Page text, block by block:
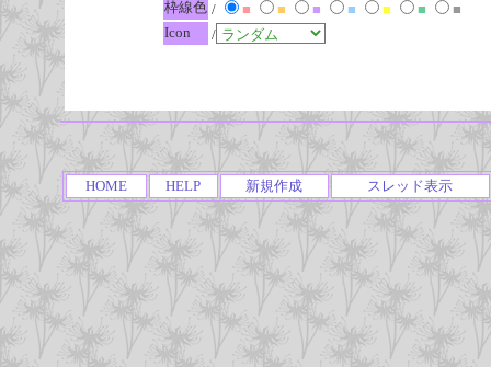
枠線色 / ■ ■ ■ ■ ■ ■
■
Icon
/
HOME HELP 新規作成 スレッド表示